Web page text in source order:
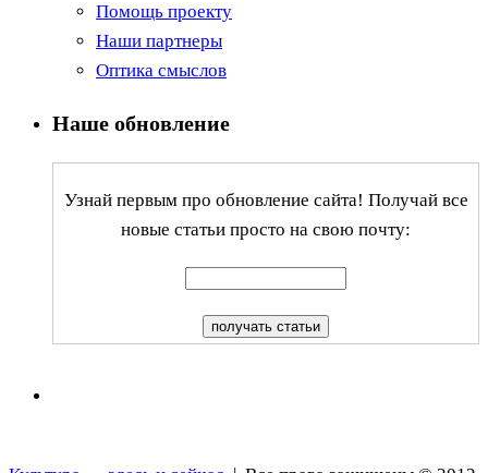
Помощь проекту
Наши партнеры
Оптика смыслов
Наше обновление
Узнай первым про обновление сайта! Получай все
новые статьи просто на свою почту: